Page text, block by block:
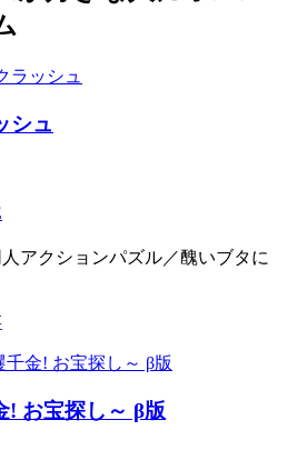
シュ
アクションパズル／醜いブタに
! お宝探し～ β版